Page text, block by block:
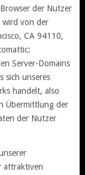
der Nutzer
wird von der
CA 94110,
Server-Domains
sich unseres
handelt, also
Übermittlung der
der Nutzer
attraktiven